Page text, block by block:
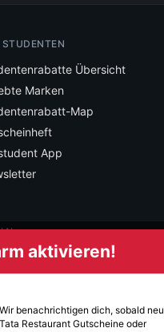
aktivieren!
Wir benachrichtigen dich, sobald
Tata Restaurant Gutscheine oder
STUDENTEN
Übersicht
Marken
Map
App
iamstudent und verpasse keine